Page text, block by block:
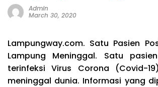
Admin
March 30, 2020
Lampungway.com. Satu Pasien
Lampung Meninggal. Satu
terinfeksi Virus Corona (Covid-
meninggal dunia. Informasi yang